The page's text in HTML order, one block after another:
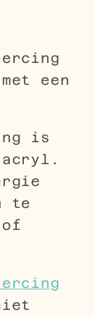
een
is
acryl.
te
of